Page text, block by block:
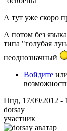
А тут уже скоро
А потом без
типа "голубая
неоднозначный
Войдите или
Пнд, 17/09/2012 -
dorsay
участник